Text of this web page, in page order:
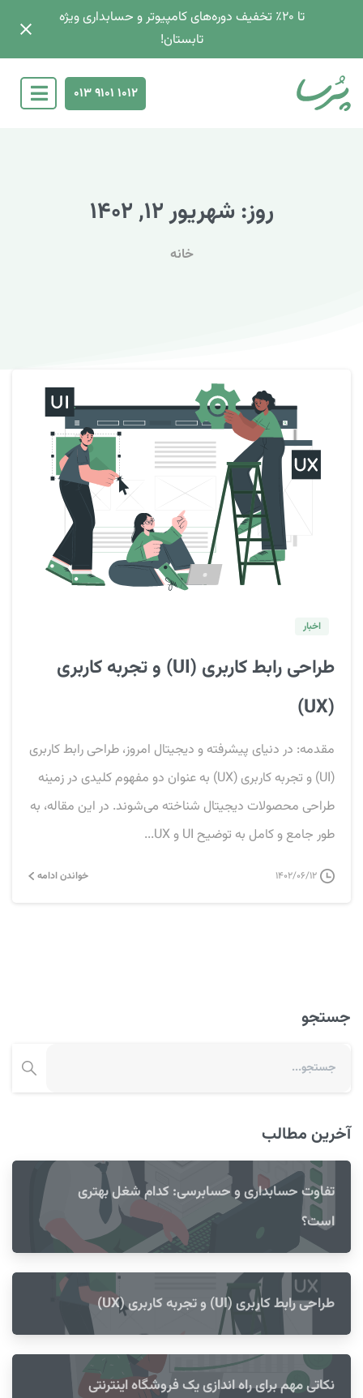
تا 2۰٪ تخفیف دوره‌های کامپیوتر و حسابداری ویژه
تابستان!
013 9101 1012
روز:شهریور۱۲, ۱۴۰۲
خانه
اخبار
طراحی رابط کاربری (UI) و تجربه کاربری
(UX)
مقدمه: در دنیای پیشرفته و دیجیتال امروز، طراحی رابط کاربری
(UI) و تجربه کاربری (UX) به عنوان دو مفهوم کلیدی در زمینه
طراحی محصولات دیجیتال شناخته می‌شوند. در این مقاله، به
طور جامع و کامل به توضیح UI و UX...
۱۴۰۲/۰۶/۱۲ خواندن ادامه
جستجو
آخرین مطالب
تفاوت حسابداری و حسابرسی: کدام شغل بهتری
است؟
طراحی رابط کاربری (UI) و تجربه کاربری (UX)
نکاتی مهم برای راه اندازی یک فروشگاه اینترنتی